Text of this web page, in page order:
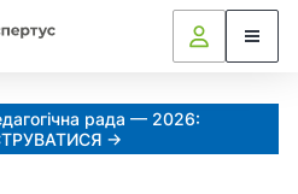
рада — 2026:
→